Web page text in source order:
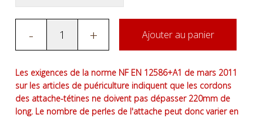
- + Ajouter au panier
Les exigences de la norme NF EN 12586+A1 de mars 2011
sur les articles de puériculture indiquent que les cordons
des attache-tétines ne doivent pas dépasser 220mm de
long. Le nombre de perles de l'attache peut donc varier en